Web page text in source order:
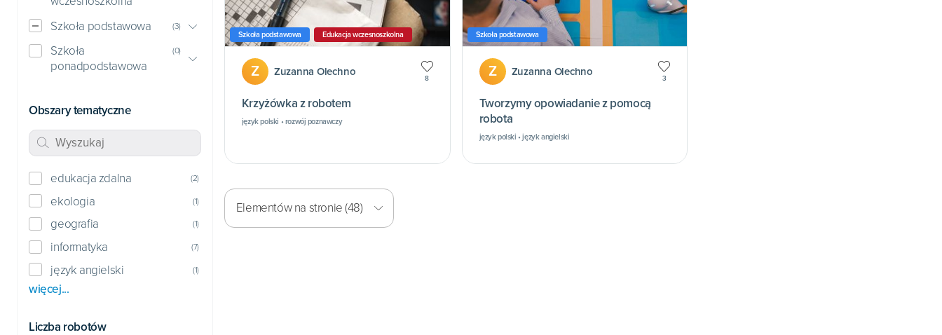
Szkoła podstawowa (3)
Szkoła
ponadpodstawowa
(0)
Obszary tematyczne
edukacja zdalna (2)
ekologia (1)
geografia (1)
informatyka (7)
język angielski (1)
więcej...
Liczba robotów
Szkoła podstawowa Edukacja wczesnoszkolna
Z Zuzanna Olechno
8
Krzyżówka z robotem
język polski • rozwój poznawczy
Szkoła podstawowa
Z Zuzanna Olechno
3
Tworzymy opowiadanie z pomocą
robota
język polski • język angielski
Elementów na stronie (48)